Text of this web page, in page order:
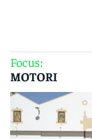
Focus:
MOTORI